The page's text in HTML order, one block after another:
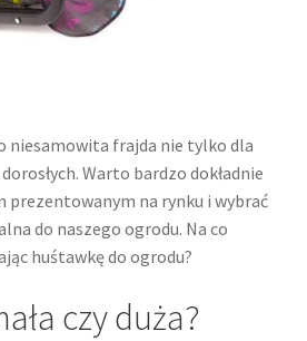
niesamowita frajda nie tylko dla
Warto bardzo dokładnie
prezentowanym na rynku i wybrać
do naszego ogrodu. Na co
huśtawkę do ogrodu?
czy duża?